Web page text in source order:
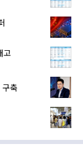
고
구축